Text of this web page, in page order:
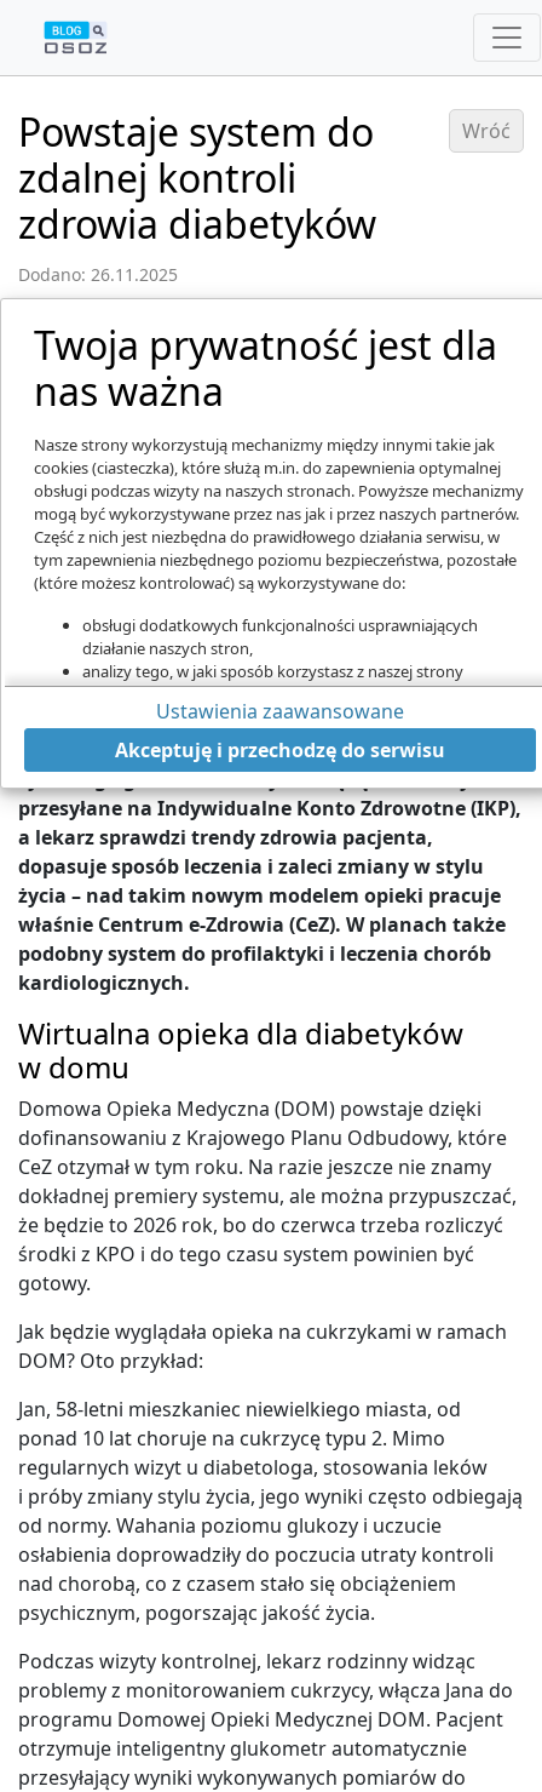
Powstaje system do
zdalnej kontroli
zdrowia diabetyków
Dodano: 26.11.2025
Wróć
Dzięki DOM, lekarz sprawdzi wyniki pomiarów przesłane przez pacjenta i
Osoby chore na cukrzycę będą mogły wkrótce
monitorować swój stan zdrowia za pomocą
cyfrowego glukometru. Wyniki będą automatycznie
przesyłane na Indywidualne Konto Zdrowotne (IKP),
a lekarz sprawdzi trendy zdrowia pacjenta,
dopasuje sposób leczenia i zaleci zmiany w stylu
życia – nad takim nowym modelem opieki pracuje
właśnie Centrum e-Zdrowia (CeZ). W planach także
podobny system do profilaktyki i leczenia chorób
kardiologicznych.
Wirtualna opieka dla diabetyków
w domu
Domowa Opieka Medyczna (DOM) powstaje dzięki
dofinansowaniu z Krajowego Planu Odbudowy, które
CeZ otzymał w tym roku. Na razie jeszcze nie znamy
dokładnej premiery systemu, ale można przypuszczać,
że będzie to 2026 rok, bo do czerwca trzeba rozliczyć
środki z KPO i do tego czasu system powinien być
gotowy.
Jak będzie wyglądała opieka na cukrzykami w ramach
DOM? Oto przykład:
Jan, 58-letni mieszkaniec niewielkiego miasta, od
ponad 10 lat choruje na cukrzycę typu 2. Mimo
regularnych wizyt u diabetologa, stosowania leków
i próby zmiany stylu życia, jego wyniki często odbiegają
od normy. Wahania poziomu glukozy i uczucie
osłabienia doprowadziły do poczucia utraty kontroli
nad chorobą, co z czasem stało się obciążeniem
psychicznym, pogorszając jakość życia.
Podczas wizyty kontrolnej, lekarz rodzinny widząc
problemy z monitorowaniem cukrzycy, włącza Jana do
programu Domowej Opieki Medycznej DOM. Pacjent
otrzymuje inteligentny glukometr automatycznie
przesyłający wyniki wykonywanych pomiarów do
Twoja prywatność jest dla
nas ważna
Nasze strony wykorzystują mechanizmy między innymi takie jak
cookies (ciasteczka), które służą m.in. do zapewnienia optymalnej
obsługi podczas wizyty na naszych stronach. Powyższe mechanizmy
mogą być wykorzystywane przez nas jak i przez naszych partnerów.
Część z nich jest niezbędna do prawidłowego działania serwisu, w
tym zapewnienia niezbędnego poziomu bezpieczeństwa, pozostałe
(które możesz kontrolować) są wykorzystywane do:
obsługi dodatkowych funkcjonalności usprawniających
działanie naszych stron,
analizy tego, w jaki sposób korzystasz z naszej strony
marketingu bezpośredniego,
udostępniania funkcji mediów społecznościowych.
Kliknij „Akceptuję i przechodzę do strony”, aby wyrazić zgodę
na przetwarzanie przez nas i naszych partnerów Twoich
danych w powyższych celach.
Pamiętaj, że wyrażenie zgody jest dobrowolne, a wyrażoną zgodę
możesz w każdej chwili cofnąć, możesz też wycofać zgodę na
przetwarzanie Twoich danych tylko w niektórych celach. Jeżeli
chcesz dowiedzieć się więcej lub chcesz przeprowadzić konfigurację
szczegółową - możesz tego dokonać za pomocą „Ustawień
zaawansowanych”.
Więcej informacji na temat wykorzystywania narzędzi zewnętrznych
Ustawienia zaawansowane
Akceptuję i przechodzę do serwisu